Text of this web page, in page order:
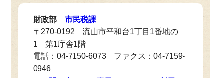
財政部市民税課
〒270-0192 流山市平和台1丁目1番地の
1 第1庁舎1階
電話：04-7150-6073 ファクス：04-7159-
0946